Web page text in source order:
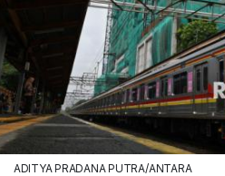
ADITYA PRADANA PUTRA/ANTARA